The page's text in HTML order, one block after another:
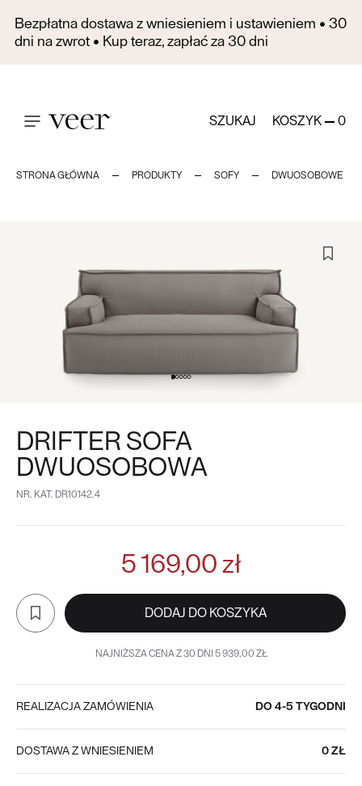
Bezpłatna dostawa z wniesieniem i ustawieniem • 30
dni na zwrot • Kup teraz, zapłać za 30 dni
SZUKAJ KOSZYK 0
STRONA GŁÓWNA PRODUKTY SOFY DWUOSOBOWE
DRIFTER SOFA
DWUOSOBOWA
NR. KAT. DR10142.4
5 169,00 zł
DODAJ DO KOSZYKA
NAJNIŻSZA CENA Z 30 DNI 5 939,00 ZŁ
REALIZACJA ZAMÓWIENIA DO 4-5 TYGODNI
DOSTAWA Z WNIESIENIEM 0 ZŁ